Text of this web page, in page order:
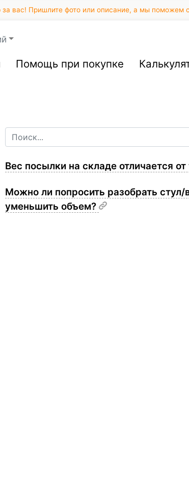
за вас! Пришлите фото или описание, а мы поможем
Помощь при покупке
Вес посылки на складе отличается
Можно ли попросить разобрать
уменьшить объем?